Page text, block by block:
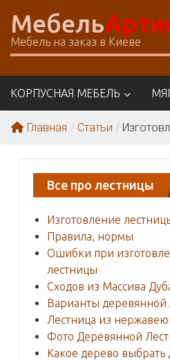
content
Мебель
Мебель на заказ в Киеве
КОРПУСНАЯ МЕБЕЛЬ
Главная / Статьи /
Все про лестницы
Изготовление
Правила, нормы
Ошибки при
лестницы
Сходов из Массива
Варианты деревянной
Лестница из
Фото Деревянной
Какое дерево выбрать